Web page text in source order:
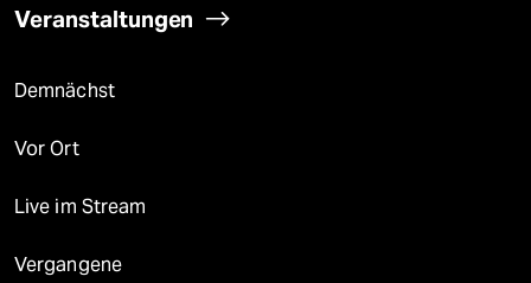
Veranstaltungen
Demnächst
Vor Ort
Live im Stream
Vergangene